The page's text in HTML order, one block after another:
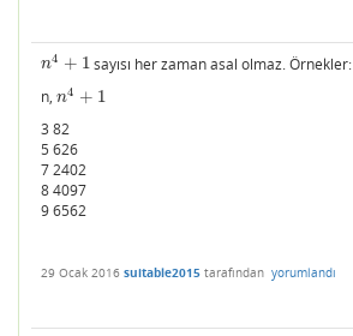
n4 + 1
n4 +1
sayısı her zaman asal olmaz. Örnekler:
n, n4 + 1
n4 +1
3 82
5 626
7 2402
8 4097
9 6562
29 Ocak 2016 suitable2015 tarafından yorumlandı